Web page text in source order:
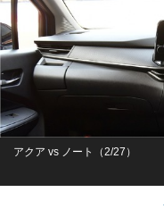
アクア vs ノート（2/27）